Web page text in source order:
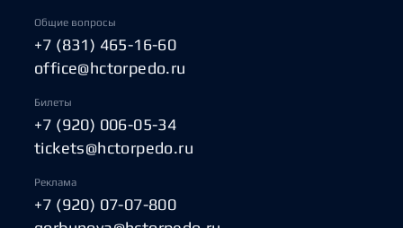
Общие вопросы
+7 (831) 465-16-60
office@hctorpedo.ru
Билеты
+7 (920) 006-05-34
tickets@hctorpedo.ru
Реклама
+7 (920) 07-07-800